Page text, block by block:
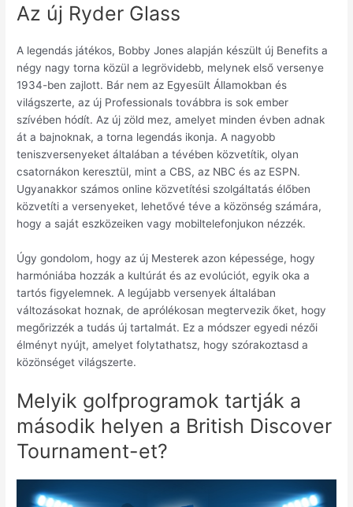
Az új Ryder Glass
A legendás játékos, Bobby Jones alapján készült új Benefits a
négy nagy torna közül a legrövidebb, melynek első versenye
1934-ben zajlott. Bár nem az Egyesült Államokban és
világszerte, az új Professionals továbbra is sok ember
szívében hódít. Az új zöld mez, amelyet minden évben adnak
át a bajnoknak, a torna legendás ikonja. A nagyobb
teniszversenyeket általában a tévében közvetítik, olyan
csatornákon keresztül, mint a CBS, az NBC és az ESPN.
Ugyanakkor számos online közvetítési szolgáltatás élőben
közvetíti a versenyeket, lehetővé téve a közönség számára,
hogy a saját eszközeiken vagy mobiltelefonjukon nézzék.
Úgy gondolom, hogy az új Mesterek azon képessége, hogy
harmóniába hozzák a kultúrát és az evolúciót, egyik oka a
tartós figyelemnek. A legújabb versenyek általában
változásokat hoznak, de aprólékosan megtervezik őket, hogy
megőrizzék a tudás új tartalmát. Ez a módszer egyedi nézői
élményt nyújt, amelyet folytathatsz, hogy szórakoztasd a
közönséget világszerte.
Melyik golfprogramok tartják a
második helyen a British Discover
Tournament-et?